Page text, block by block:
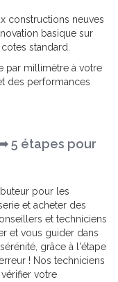
constructions neuves
basique sur
standard.
par millimètre à votre
des performances
5 étapes pour
pour les
et acheter des
et techniciens
et vous guider dans
grâce à l'étape
! Nos techniciens
votre